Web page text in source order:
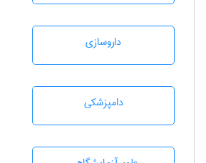
داروسازی
دامپزشكی